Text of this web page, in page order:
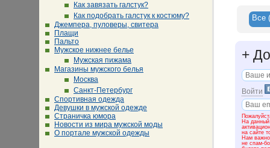
Как завязать галстук?
Как подобрать галстук к костюму?
Джемпера, пуловеры, свитера
Плащи
Пальто
Мужское нижнее белье
Мужская пижама
Магазины мужского белья
Москва
Санкт-Петербург
Спортивная одежда
Девушки в мужской одежде
Страничка юмора
Новости из мира мужской моды
О портале мужской одежды
зимние
Москве.
Мы
одежды.
другое.
таким
Все
+
Войти
На данный
на сайте
Нам важно
не спам-